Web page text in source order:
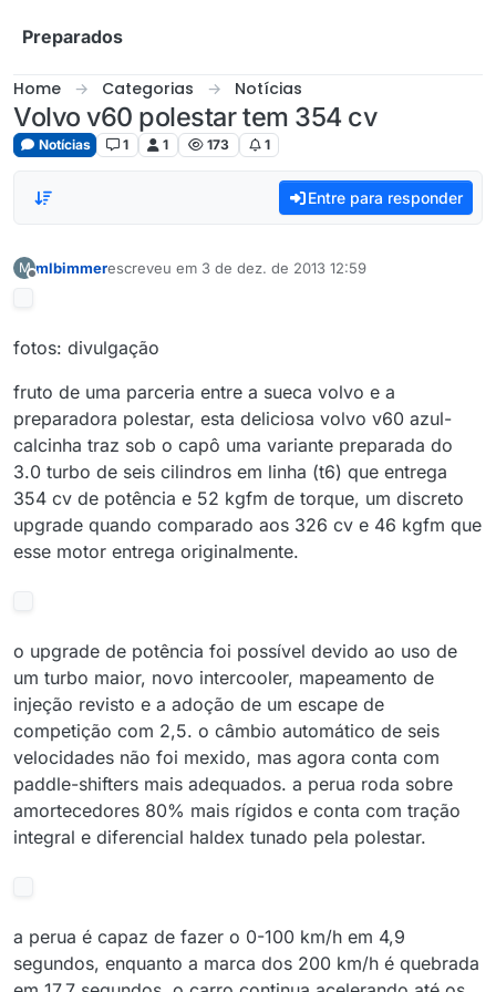
Preparados
Home Categorias Notícias
Volvo v60 polestar tem 354 cv
Notícias 1 1 173 1
Entre para responder
M mlbimmerescreveu em 3 de dez. de 2013 12:59
última edição por
fotos: divulgação
fruto de uma parceria entre a sueca volvo e a
preparadora polestar, esta deliciosa volvo v60 azul-
calcinha traz sob o capô uma variante preparada do
3.0 turbo de seis cilindros em linha (t6) que entrega
354 cv de potência e 52 kgfm de torque, um discreto
upgrade quando comparado aos 326 cv e 46 kgfm que
esse motor entrega originalmente.
o upgrade de potência foi possível devido ao uso de
um turbo maior, novo intercooler, mapeamento de
injeção revisto e a adoção de um escape de
competição com 2,5. o câmbio automático de seis
velocidades não foi mexido, mas agora conta com
paddle-shifters mais adequados. a perua roda sobre
amortecedores 80% mais rígidos e conta com tração
integral e diferencial haldex tunado pela polestar.
a perua é capaz de fazer o 0-100 km/h em 4,9
segundos, enquanto a marca dos 200 km/h é quebrada